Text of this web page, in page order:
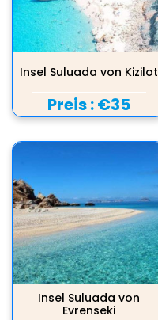
Insel Suluada von Kizilot
Preis :€35
Insel Suluada von
Evrenseki